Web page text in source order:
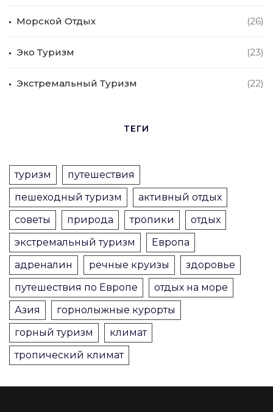
Морской Отдых (26)
Эко Туризм (23)
Экстремальный Туризм (22)
ТЕГИ
туризм
путешествия
пешеходный туризм
активный отдых
советы
природа тропики
отдых
экстремальный туризм
Европа
адреналин
речные круизы
здоровье
путешествия по Европе
отдых на море
Азия
горнолыжные курорты
горный туризм
климат
тропический климат